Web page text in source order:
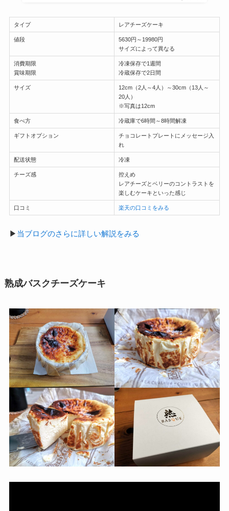
タイプ レアチーズケーキ
値段
5630円～19980円
サイズによって異なる
消費期限
賞味期限
冷凍保存で1週間
冷蔵保存で2日間
サイズ
12cm（2人～4人）～30cm（13人～
20人）
※写真は12cm
食べ方 冷蔵庫で6時間～8時間解凍
ギフトオプション
チョコレートプレートにメッセージ入
れ
配送状態 冷凍
チーズ感
控えめ
レアチーズとベリーのコントラストを
楽しむケーキといった感じ
口コミ 楽天の口コミをみる
▶ 当ブログのさらに詳しい解説をみる
熟成バスクチーズケーキ